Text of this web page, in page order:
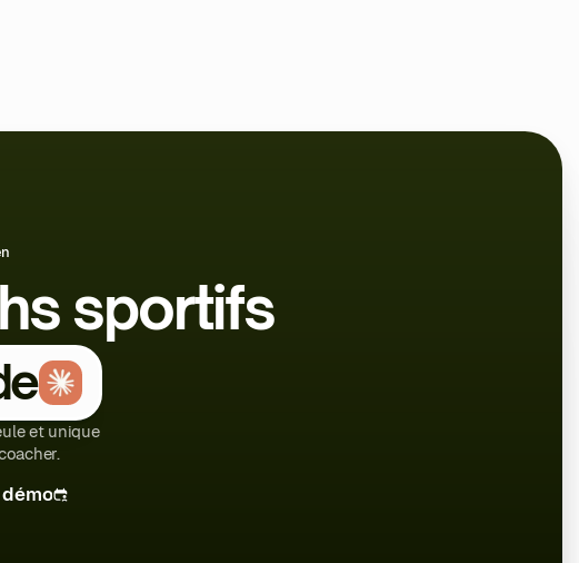
sportifs
et unique